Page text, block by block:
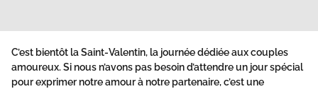
C’est bientôt la Saint-Valentin, la journée dédiée aux couples
amoureux. Si nous n’avons pas besoin d’attendre un jour spécial
pour exprimer notre amour à notre partenaire, c’est une